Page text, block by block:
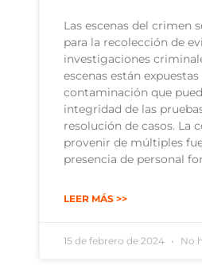
Las escenas del crimen
para la recolección de
investigaciones
escenas están
contaminación que
integridad de las
resolución de casos. La
provenir de múltiples
presencia de personal
LEER MÁS >>
15 de febrero de 2024 No